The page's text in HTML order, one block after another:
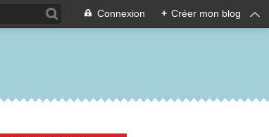
Connexion + Créer mon blog